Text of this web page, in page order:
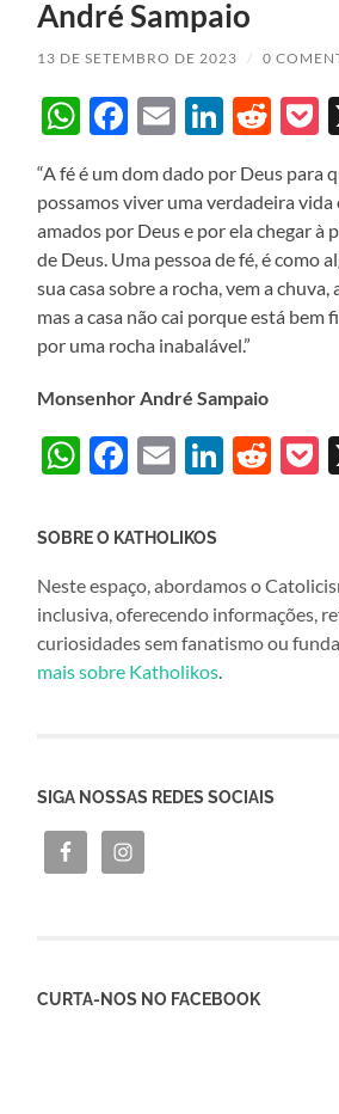
André Sampaio
13 DE SETEMBRO DE 2023 / 0
WhatsApp
Facebook
Email
“A fé é um dom dado por Deus para
possamos viver uma verdadeira vida
amados por Deus e por ela chegar à
de Deus. Uma pessoa de fé, é como
sua casa sobre a rocha, vem a
mas a casa não cai porque está bem
por uma rocha inabalável.”
Monsenhor André Sampaio
WhatsApp
Facebook
Email
SOBRE O KATHOLIKOS
Neste espaço, abordamos o
inclusiva, oferecendo informações,
curiosidades sem fanatismo ou
mais sobre Katholikos.
SIGA NOSSAS REDES SOCIAIS
CURTA-NOS NO FACEBOOK